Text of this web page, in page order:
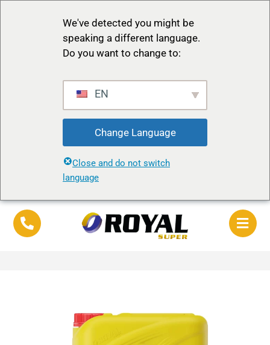
We've detected you might be
speaking a different language.
Do you want to change to:
EN
Change Language
Close and do not switch
language